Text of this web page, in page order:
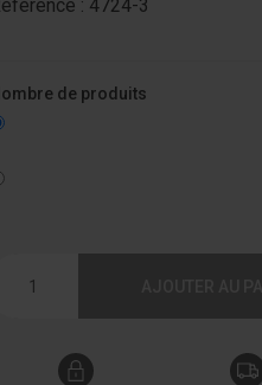
: 4724-3
de produits